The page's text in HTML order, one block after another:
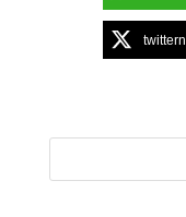
twittern